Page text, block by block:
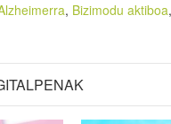
, Bizimodu aktiboa,